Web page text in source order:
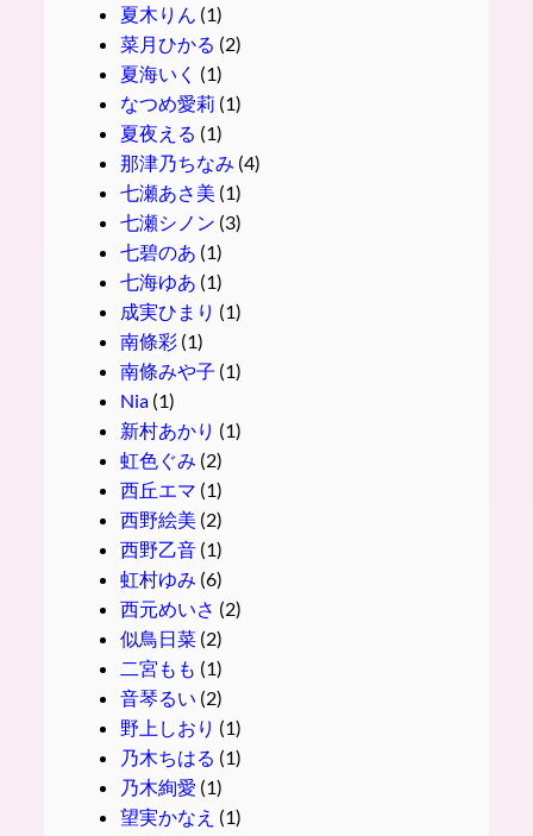
夏木りん (1)
菜月ひかる (2)
夏海いく (1)
なつめ愛莉 (1)
夏夜える (1)
那津乃ちなみ (4)
七瀬あさ美 (1)
七瀬シノン (3)
七碧のあ (1)
七海ゆあ (1)
成実ひまり (1)
南條彩(1)
南條みや子 (1)
Nia(1)
新村あかり (1)
虹色ぐみ (2)
西丘エマ (1)
西野絵美 (2)
西野乙音(1)
虹村ゆみ (6)
西元めいさ (2)
似鳥日菜(2)
二宮もも (1)
音琴るい (2)
野上しおり (1)
乃木ちはる (1)
乃木絢愛 (1)
望実かなえ (1)